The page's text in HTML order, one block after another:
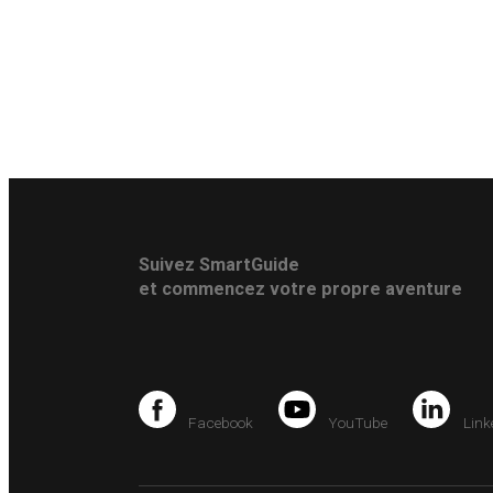
Suivez SmartGuide
et commencez votre propre aventure
Facebook YouTube